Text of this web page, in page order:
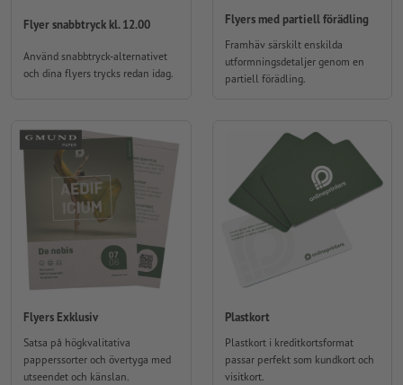
Flyer snabbtryck kl. 12.00
Använd snabbtryck-alternativet
och dina flyers trycks redan idag.
Flyers med partiell förädling
Framhäv särskilt enskilda
utformningsdetaljer genom en
partiell förädling.
Flyers Exklusiv
Satsa på högkvalitativa
papperssorter och övertyga med
utseendet och känslan.
Plastkort
Plastkort i kreditkortsformat
passar perfekt som kundkort och
visitkort.